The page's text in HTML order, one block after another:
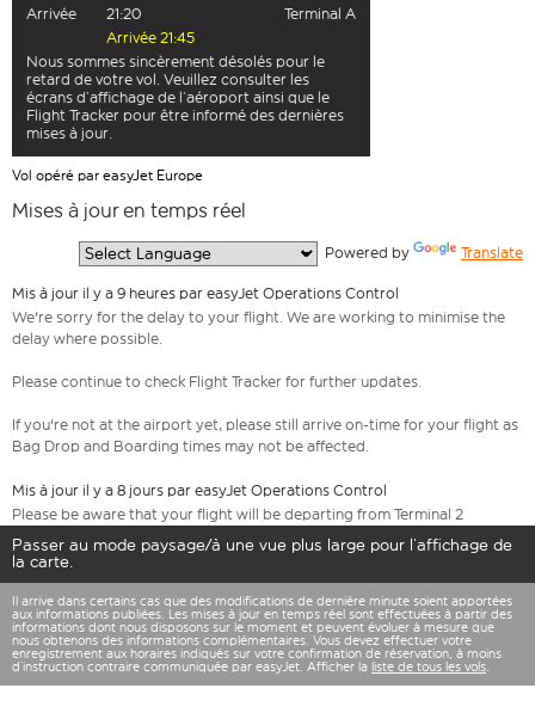
Arrivée
21:20
Terminal A
Arrivée 21:45
Nous sommes sincèrement désolés pour le
retard de votre vol. Veuillez consulter les
écrans d’affichage de l’aéroport ainsi que le
Flight Tracker pour être informé des dernières
mises à jour.
Vol opéré par easyJet Europe
Mises à jour en temps réel
Powered by Translate
Mis à jour il y a 9 heures par easyJet Operations Control
We're sorry for the delay to your flight. We are working to minimise the
delay where possible.
Please continue to check Flight Tracker for further updates.
If you're not at the airport yet, please still arrive on-time for your flight as
Bag Drop and Boarding times may not be affected.
Mis à jour il y a 8 jours par easyJet Operations Control
Please be aware that your flight will be departing from Terminal 2
Passer au mode paysage/à une vue plus large pour l’affichage de
la carte.
Il arrive dans certains cas que des modifications de dernière minute soient apportées
aux informations publiées. Les mises à jour en temps réel sont effectuées à partir des
informations dont nous disposons sur le moment et peuvent évoluer à mesure que
nous obtenons des informations complémentaires. Vous devez effectuer votre
enregistrement aux horaires indiqués sur votre confirmation de réservation, à moins
d’instruction contraire communiquée par easyJet. Afficher la liste de tous les vols.